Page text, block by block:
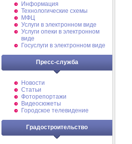
Информация
Технологические схемы
МФЦ
Услуги в электронном виде
Услуги опеки в электронном
виде
Госуслуги в электронном виде
Пресс-служба
Новости
Статьи
Фоторепортажи
Видеосюжеты
Городское телевидение
Градостроительство